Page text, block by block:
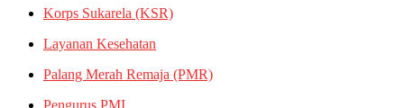
Korps Sukarela (KSR)
Layanan Kesehatan
Palang Merah Remaja (PMR)
Pengurus PMI